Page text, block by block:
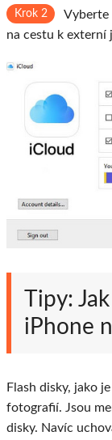
Krok 2
Vyberte
na cestu k externí
Tipy:
iPhone
Flash disky, jako
fotografií. Jsou
disky. Navíc